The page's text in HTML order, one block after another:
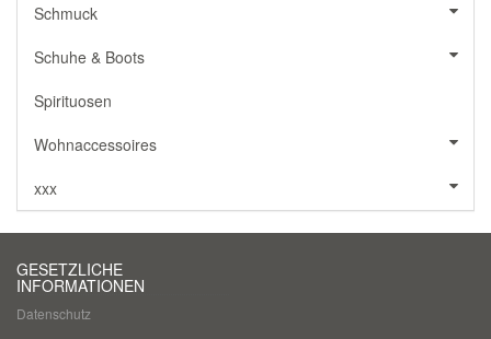
Schmuck
Schuhe & Boots
Spirituosen
Wohnaccessoires
xxx
GESETZLICHE
INFORMATIONEN
Datenschutz